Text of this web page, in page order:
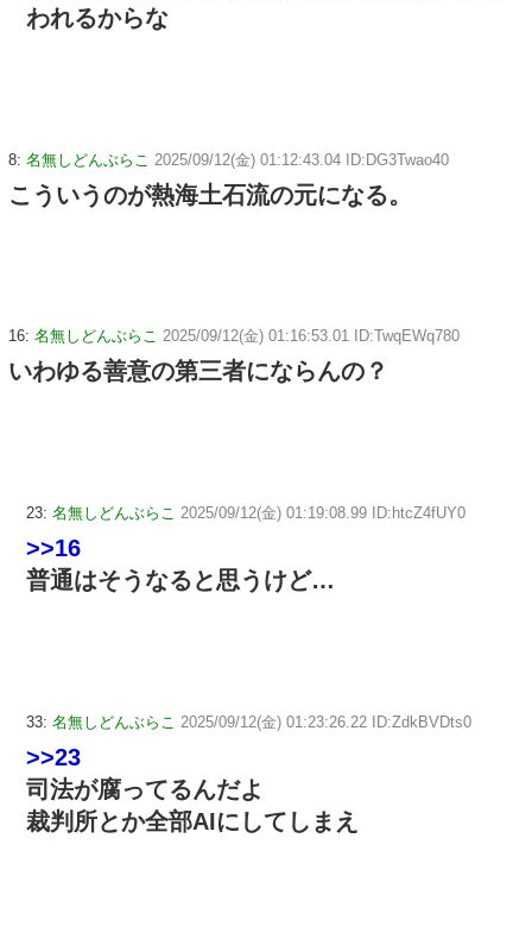
われるからな
8: 名無しどんぶらこ 2025/09/12(金) 01:12:43.04 ID:DG3Twao40
こういうのが熱海土石流の元になる。
16: 名無しどんぶらこ 2025/09/12(金) 01:16:53.01 ID:TwqEWq780
いわゆる善意の第三者にならんの？
23: 名無しどんぶらこ 2025/09/12(金) 01:19:08.99 ID:htcZ4fUY0
>>16
普通はそうなると思うけど…
33: 名無しどんぶらこ 2025/09/12(金) 01:23:26.22 ID:ZdkBVDts0
>>23
司法が腐ってるんだよ
裁判所とか全部AIにしてしまえ